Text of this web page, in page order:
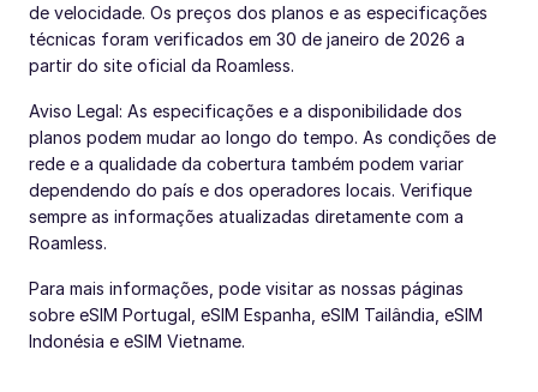
de velocidade. Os preços dos planos e as especificações
técnicas foram verificados em 30 de janeiro de 2026 a
partir do site oficial da Roamless.
Aviso Legal: As especificações e a disponibilidade dos
planos podem mudar ao longo do tempo. As condições de
rede e a qualidade da cobertura também podem variar
dependendo do país e dos operadores locais. Verifique
sempre as informações atualizadas diretamente com a
Roamless.
Para mais informações, pode visitar as nossas páginas
sobre eSIM Portugal, eSIM Espanha, eSIM Tailândia, eSIM
Indonésia e eSIM Vietname.